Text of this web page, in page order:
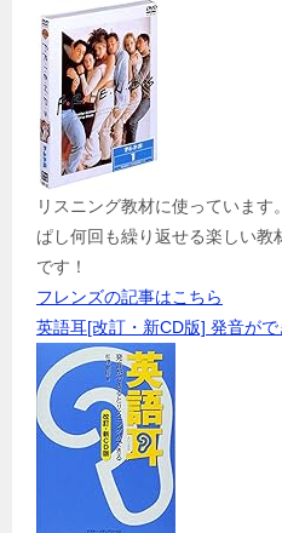
リスニング教材に使っていま
ぱし何回も繰り返せる楽しい教
です！
フレンズの記事はこちら
英語耳[改訂・新CD版] 発音が